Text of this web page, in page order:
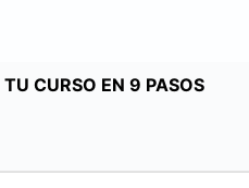
TU CURSO EN 9 PASOS